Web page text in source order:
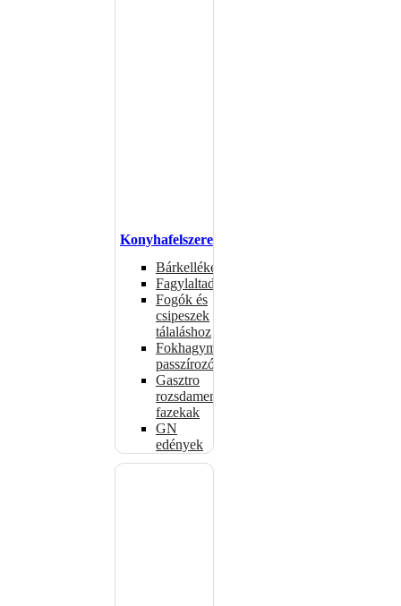
Konyhafelszerelés
Bárkellékek
Fagylaltadagolók
Fogók és
csipeszek
tálaláshoz
Fokhagymaprések,
passzírozók
Gasztro
rozsdamentes
fazekak
GN
edények